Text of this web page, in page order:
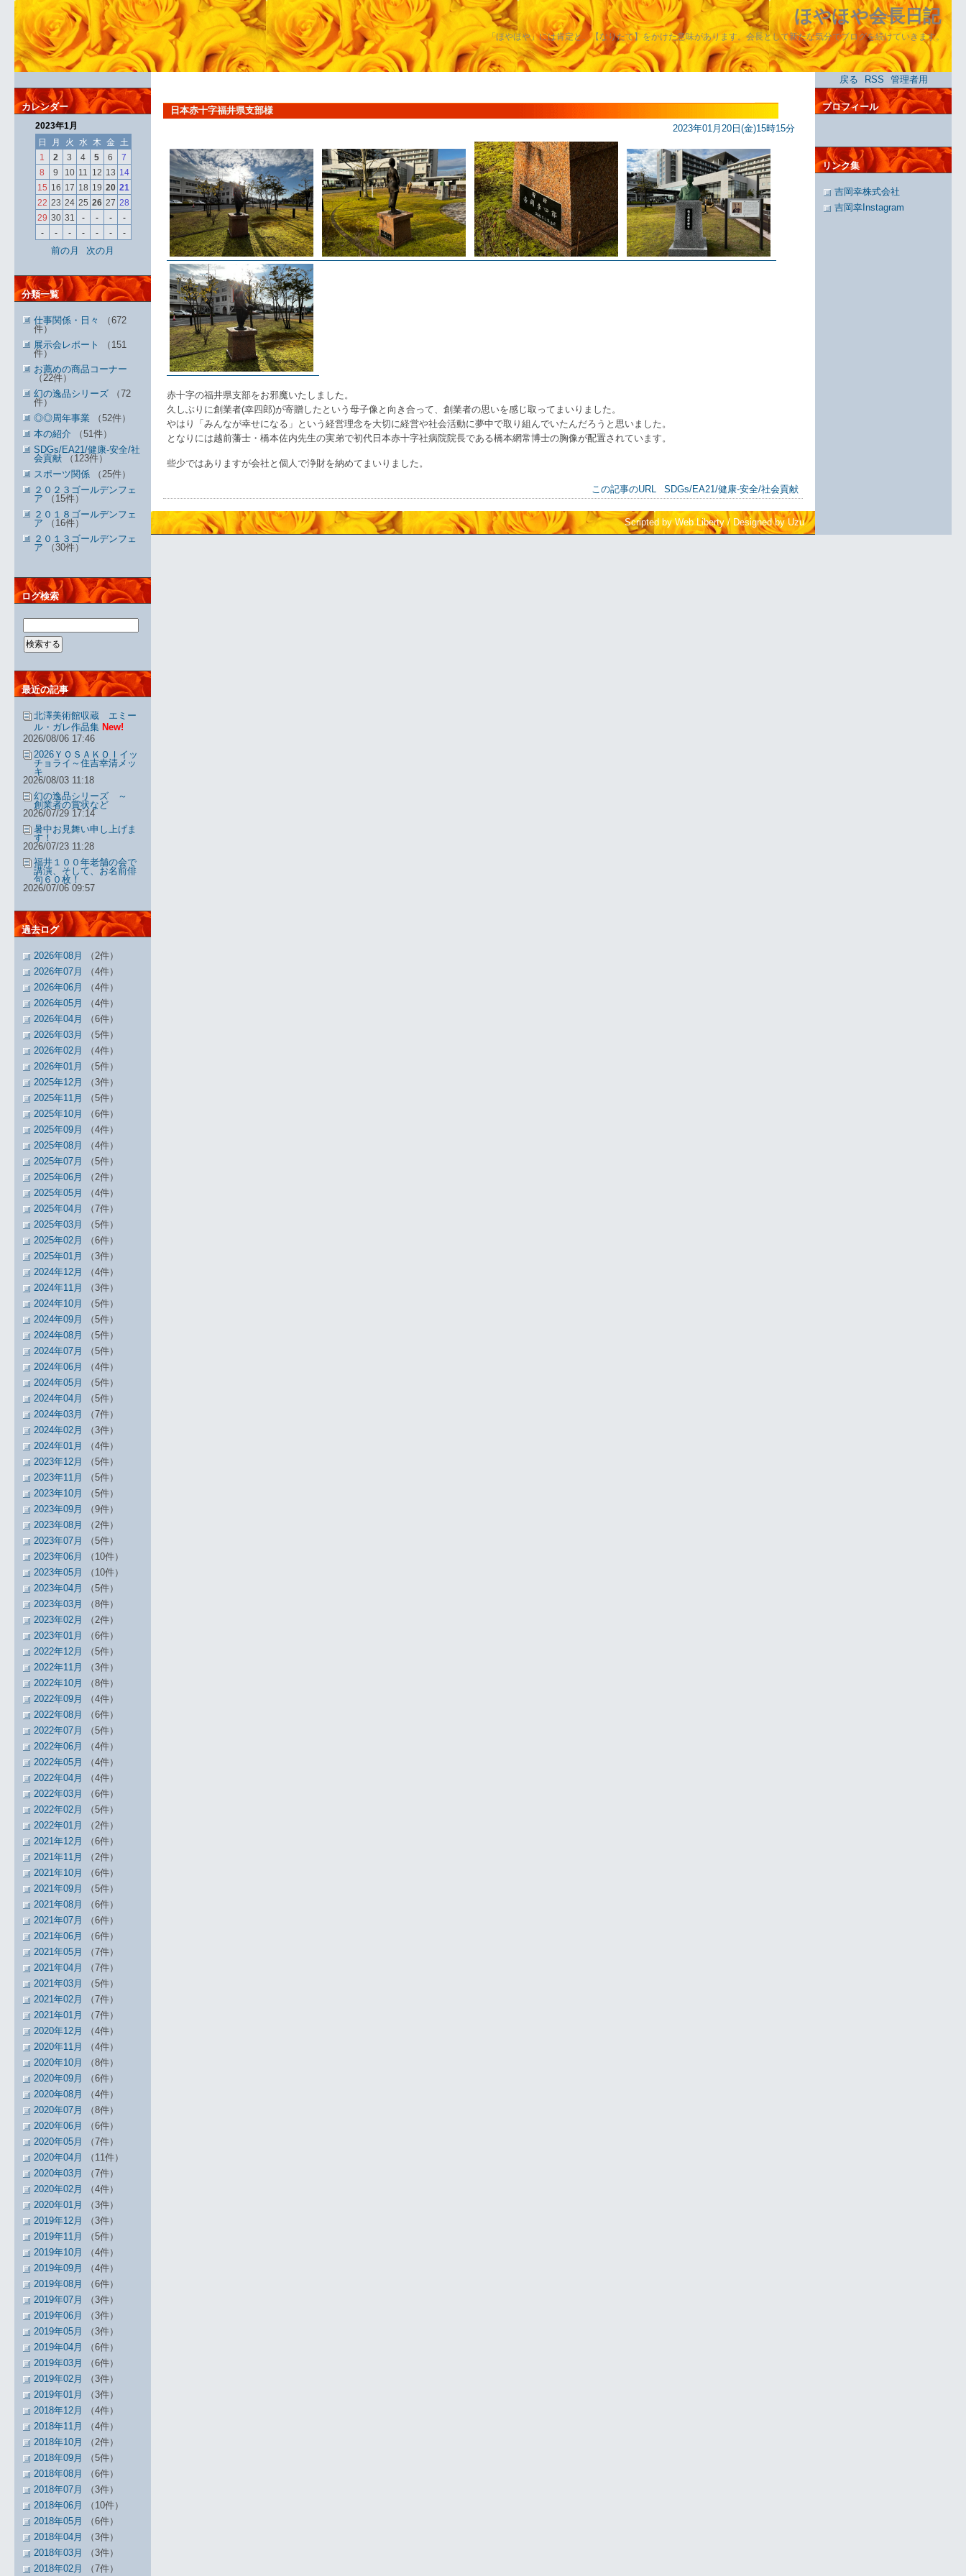
ほやほや会長日記
「ほやほや」には肯定と、【なりたて】をかけた意味があります。会長として新たな気分でブログを続けていきます。
戻る RSS 管理者用
日本赤十字福井県支部様
2023年01月20日(金)15時15分
赤十字の福井県支部をお邪魔いたしました。
久しぶりに創業者(幸四郎)が寄贈したという母子像と向き合って、創業者の思いを感じ取ってまいりました。
やはり「みんなが幸せになる」という経営理念を大切に経営や社会活動に夢中で取り組んでいたんだろうと思いました。
となりには越前藩士・橋本佐内先生の実弟で初代日本赤十字社病院院長である橋本網常博士の胸像が配置されています。
些少ではありますが会社と個人で浄財を納めてまいりました。
この記事のURL SDGs/EA21/健康-安全/社会貢献
カレンダー
2023年1月
日
月 火 水 木 金 土
1
2 3 4 5 6
7
8
9 10 11 12 13 14
15 16 17 18 19 20 21
22 23 24 25 26 27 28
29 30 31 - - -
-
-
- - - - - -
前の月 次の月
分類一覧
仕事関係・日々
（672
件）
展示会レポート
（151
件）
お薦めの商品コーナー
（22件）
幻の逸品シリーズ （72
件）
◎◎周年事業 （52件）
本の紹介 （51件）
SDGs/EA21/健康-安全/社
会貢献 （123件）
スポーツ関係 （25件）
２０２３ゴールデンフェ
ア （15件）
２０１８ゴールデンフェ
ア （16件）
２０１３ゴールデンフェ
ア （30件）
ログ検索
最近の記事
北澤美術館収蔵 エミー
ル・ガレ作品集 New!
2026/08/06 17:46
2026ＹＯＳＡＫＯＩイッ
チョライ～住吉幸清メッ
キ
2026/08/03 11:18
幻の逸品シリーズ ～
創業者の賞状など
2026/07/29 17:14
暑中お見舞い申し上げま
す！
2026/07/23 11:28
福井１００年老舗の会で
講演、そして、お名前俳
句６０枚！
2026/07/06 09:57
過去ログ
2026年08月
（2件）
2026年07月
（4件）
2026年06月
（4件）
2026年05月
（4件）
2026年04月
（6件）
2026年03月
（5件）
2026年02月
（4件）
2026年01月
（5件）
2025年12月
（3件）
2025年11月
（5件）
2025年10月
（6件）
2025年09月
（4件）
2025年08月
（4件）
2025年07月
（5件）
2025年06月
（2件）
2025年05月
（4件）
2025年04月
（7件）
2025年03月
（5件）
2025年02月
（6件）
2025年01月
（3件）
2024年12月
（4件）
2024年11月
（3件）
2024年10月
（5件）
2024年09月
（5件）
2024年08月
（5件）
2024年07月
（5件）
2024年06月
（4件）
2024年05月
（5件）
2024年04月
（5件）
2024年03月
（7件）
2024年02月
（3件）
2024年01月
（4件）
2023年12月
（5件）
2023年11月
（5件）
2023年10月
（5件）
2023年09月
（9件）
2023年08月
（2件）
2023年07月
（5件）
2023年06月
（10件）
2023年05月
（10件）
2023年04月
（5件）
2023年03月
（8件）
2023年02月
（2件）
2023年01月
（6件）
2022年12月
（5件）
2022年11月
（3件）
2022年10月
（8件）
2022年09月
（4件）
2022年08月
（6件）
2022年07月
（5件）
2022年06月
（4件）
2022年05月
（4件）
2022年04月
（4件）
2022年03月
（6件）
2022年02月
（5件）
2022年01月
（2件）
2021年12月
（6件）
2021年11月
（2件）
2021年10月
（6件）
2021年09月
（5件）
2021年08月
（6件）
2021年07月
（6件）
2021年06月
（6件）
2021年05月
（7件）
2021年04月
（7件）
2021年03月
（5件）
2021年02月
（7件）
2021年01月
（7件）
2020年12月
（4件）
2020年11月
（4件）
2020年10月
（8件）
2020年09月
（6件）
2020年08月
（4件）
2020年07月
（8件）
2020年06月
（6件）
2020年05月
（7件）
2020年04月
（11件）
2020年03月
（7件）
2020年02月
（4件）
2020年01月
（3件）
2019年12月
（3件）
2019年11月
（5件）
2019年10月
（4件）
2019年09月
（4件）
2019年08月
（6件）
2019年07月
（3件）
2019年06月
（3件）
2019年05月
（3件）
2019年04月
（6件）
2019年03月
（6件）
2019年02月
（3件）
2019年01月
（3件）
2018年12月
（4件）
2018年11月
（4件）
2018年10月
（2件）
2018年09月
（5件）
2018年08月
（6件）
2018年07月
（3件）
2018年06月
（10件）
2018年05月
（6件）
2018年04月
（3件）
2018年03月
（3件）
2018年02月
（7件）
プロフィール
リンク集
吉岡幸株式会社
吉岡幸Instagram
Scripted by Web Liberty/ Designed by Uzu